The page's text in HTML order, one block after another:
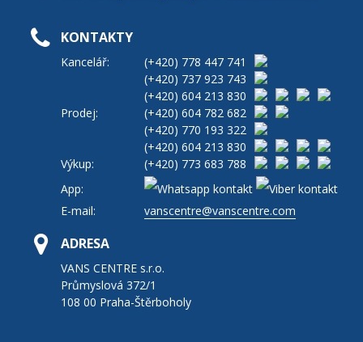
KONTAKTY
Kancelář: (+420) 778 447 741
(+420) 737 923 743
(+420) 604 213 830
Prodej:
(+420) 604 782 682
(+420) 770 193 322
(+420) 604 213 830
Výkup:
(+420) 773 683 788
App:
E-mail:
vanscentre@vanscentre.com
ADRESA
VANS CENTRE s.r.o.
Průmyslová 372/1
108 00 Praha-Štěrboholy